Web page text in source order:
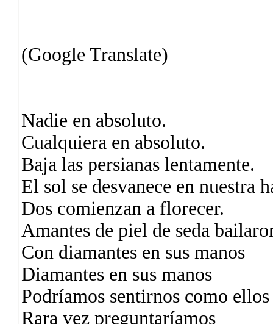
(Google Translate)
Nadie en absoluto.
Cualquiera en absoluto.
Baja las persianas lentamente.
El sol se desvanece en nuestra
Dos comienzan a florecer.
Amantes de piel de seda
Con diamantes en sus manos
Diamantes en sus manos
Podríamos sentirnos como ellos
Rara vez preguntaríamos